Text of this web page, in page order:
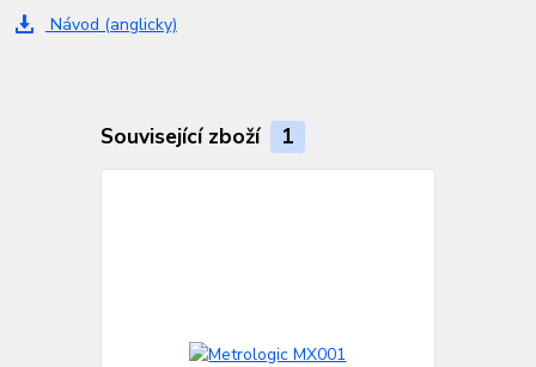
Návod (anglicky)
Související zboží 1